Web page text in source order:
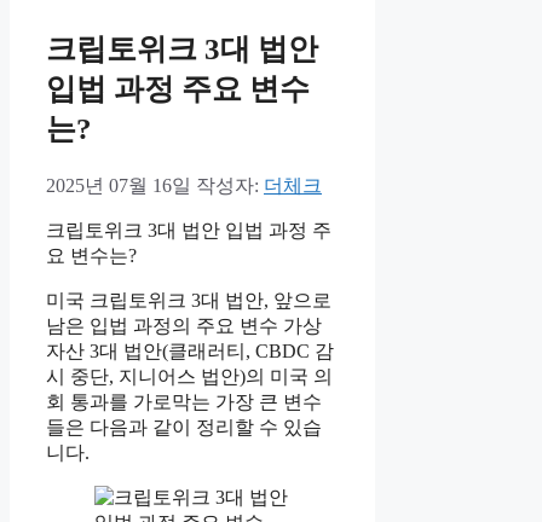
크립토위크 3대 법안
입법 과정 주요 변수
는?
2025년 07월 16일 작성자: 더체크
크립토위크 3대 법안 입법 과정 주
요 변수는?
미국 크립토위크 3대 법안, 앞으로
남은 입법 과정의 주요 변수 가상
자산 3대 법안(클래러티, CBDC 감
시 중단, 지니어스 법안)의 미국 의
회 통과를 가로막는 가장 큰 변수
들은 다음과 같이 정리할 수 있습
니다.